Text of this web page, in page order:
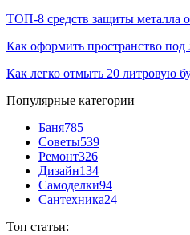
ТОП-8 средств защиты металла
Как оформить пространство
Как легко отмыть 20 литровую
Популярные категории
Баня785
Советы539
Ремонт326
Дизайн134
Самоделки94
Сантехника24
Топ статьи: